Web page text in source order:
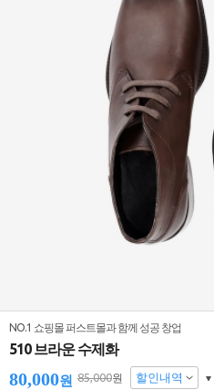
NO.1 쇼핑몰 퍼스트몰과 함께 성공 창업
510 브라운 수제화
80,000원 85,000원 할인내역